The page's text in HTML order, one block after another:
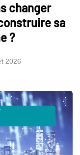
changer
sa
?
2026